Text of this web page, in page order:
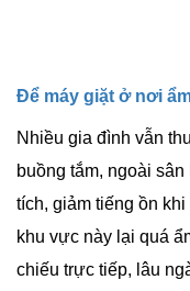
Để máy giặt ở nơi
Nhiều gia đình vẫn
buồng tắm, ngoài
tích, giảm tiếng ồn
khu vực này lại quá
chiếu trực tiếp, lâu